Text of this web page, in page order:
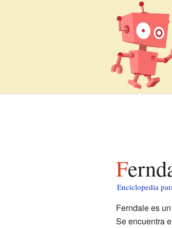
Enciclopedia
Ferndale es
Se encuentra